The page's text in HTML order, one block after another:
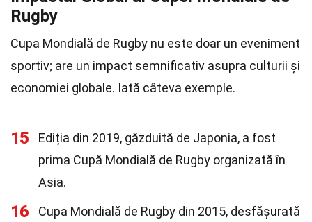
Rugby
Cupa Mondială de Rugby nu este doar un eveniment
sportiv; are un impact semnificativ asupra culturii și
economiei globale. Iată câteva exemple.
15
Ediția din 2019, găzduită de Japonia, a fost
prima Cupă Mondială de Rugby organizată în
Asia.
16
Cupa Mondială de Rugby din 2015, desfășurată